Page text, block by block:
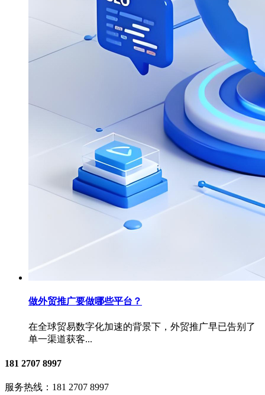
做外贸推广要做哪些平台？
在全球贸易数字化加速的背景下，外贸推广早已告别了
单一渠道获客...
181 2707 8997
服务热线： 181 2707 8997